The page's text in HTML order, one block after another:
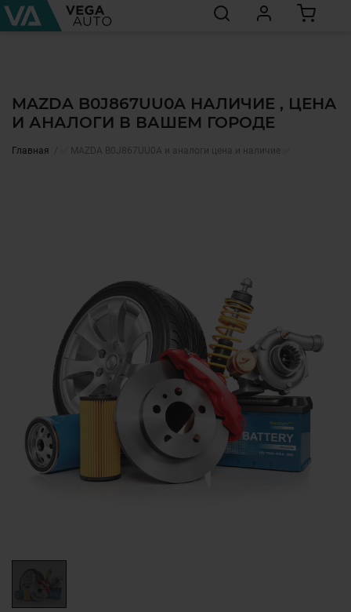
MAZDA B0J867UU0A НАЛИЧИЕ , ЦЕНА
И АНАЛОГИ В ВАШЕМ ГОРОДЕ
Главная ✅ MAZDA B0J867UU0A и аналоги цена и наличие ✅